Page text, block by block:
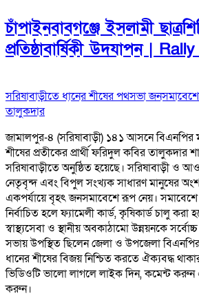
চাঁপাইনবাবগঞ্জে ইসলামী
প্রতিষ্ঠাবার্ষিকী উদযাপন |
সরিষাবাড়ীতে ধানের শীষের পথসভা
তালুকদার
জামালপুর-৪ (সরিষাবাড়ী) ১৪১ আসনে বিএনপির
শীষের প্রতীকের প্রার্থী ফরিদুল কবির তালুকদার
সরিষাবাড়ীতে অনুষ্ঠিত হয়েছে। সরিষাবাড়ী ও
নেতৃবৃন্দ এবং বিপুল সংখ্যক সাধারণ মানুষের
একপর্যায়ে বৃহৎ জনসমাবেশে রূপ নেয়।
নির্বাচিত হলে ফ্যামেলী কার্ড, কৃষিকার্ড চালু করা
স্বাস্থ্যসেবা ও স্থানীয় অবকাঠামো উন্নয়নকে
সভায় উপস্থিত ছিলেন জেলা ও উপজেলা বিএনপির
ধানের শীষের বিজয় নিশ্চিত করতে ঐক্যবদ্ধ
ভিডিওটি ভালো লাগলে লাইক দিন, কমেন্ট করুন
করুন।